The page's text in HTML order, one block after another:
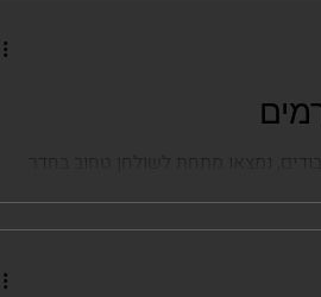
נמצאו מתחת לשולחן טחוב בחדר